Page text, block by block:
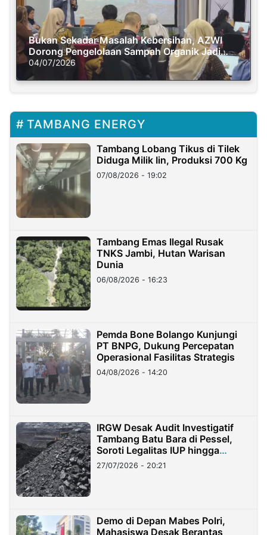
Bukan Sekadar Masalah Kebersihan, AZWI
Dorong Pengelolaan Sampah Organik Jadi
Solusi Krisis Iklim
04/07/2026
TAMBANG ENERGY
Tambang Lobang Tikus di Tilek
Diduga Milik Iin, Produksi 700 Kg
07/08/2026 - 19:02
Tambang Emas Ilegal Rusak
TNKS Jambi, Hutan Warisan
Dunia
06/08/2026 - 16:23
Pemda Bone Bolango Kunjungi
PT BNPG, Dukung Percepatan
Operasional Fasilitas Strategis
04/08/2026 - 14:20
IRGW Desak Audit Investigatif
Tambang Batu Bara di Pessel,
Soroti Legalitas IUP hingga
Stockpile
27/07/2026 - 20:21
Demo di Depan Mabes Polri,
Mahasiswa Desak Berantas